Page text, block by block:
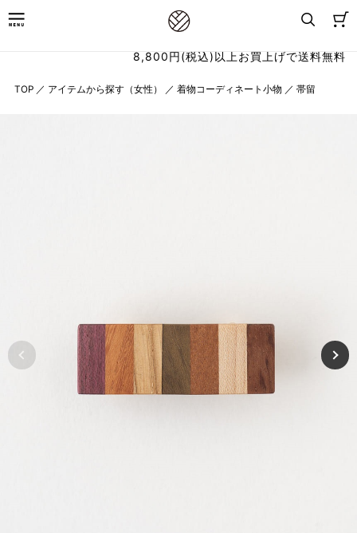
8,800円(税込)以上お買上げで送料無料
TOP ／ アイテムから探す（女性） ／ 着物コーディネート小物 ／ 帯留